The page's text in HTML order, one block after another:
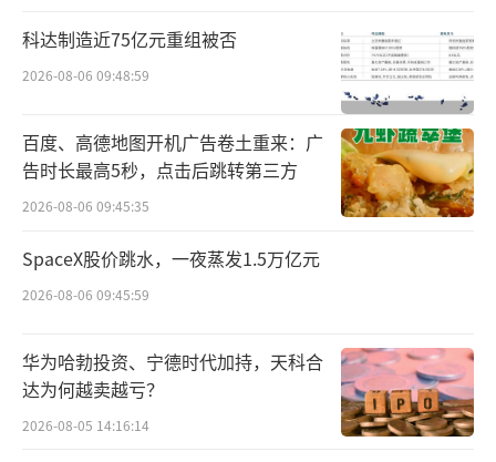
势能与活力，以世界前沿的新理念、新战术引
领郎酒新趋势；产品上，郎酒几大战略产品形
成“聚是一团火、散是满天星”的牢固矩阵，
其各自的升级，也在几大图片上体现得淋漓尽
致：
据汪博炜介绍，青花郎事业部的分拆，成
为驱动郎酒新一轮发展的核心组织力量，让两
高效；而“兼香战略”官宣意味着郎酒正式进
入“酱香高端、兼香领先、两香双优的战略格
局”，站上浓酱兼香百亿新征程。
科达制造近75亿元重组被否
2026-08-06 09:48:59
百度、高德地图开机广告卷土重来：广
告时长最高5秒，点击后跳转第三方
2026-08-06 09:45:35
SpaceX股价跳水，一夜蒸发1.5万亿元
2026-08-06 09:45:59
华为哈勃投资、宁德时代加持，天科合
达为何越卖越亏？
2026-08-05 14:16:14